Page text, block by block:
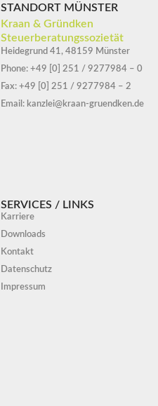
STANDORT MÜNSTER
Kraan & Gründken
Steuerberatungssozietät
Heidegrund 41, 48159 Münster
Phone: +49 [0] 251 / 9277984 – 0
Fax: +49 [0] 251 / 9277984 – 2
Email: kanzlei@kraan-gruendken.de
SERVICES / LINKS
Karriere
Downloads
Kontakt
Datenschutz
Impressum